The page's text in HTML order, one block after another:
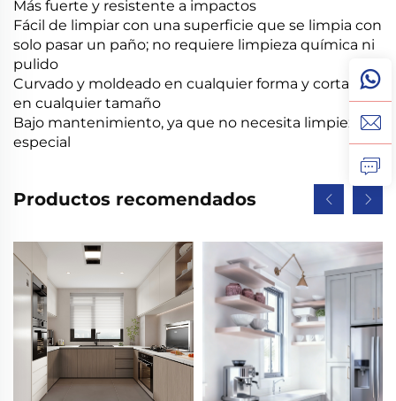
Más fuerte y resistente a impactos
Fácil de limpiar con una superficie que se limpia con
solo pasar un paño; no requiere limpieza química ni
pulido
Curvado y moldeado en cualquier forma y cortado
en cualquier tamaño
Bajo mantenimiento, ya que no necesita limpieza
especial
Productos recomendados